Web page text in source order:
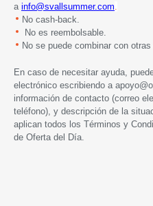
a info@svallsummer.com
No cash-back.
No es reembolsable.
No se puede combinar con otras
En caso de necesitar ayuda,
electrónico escribiendo a
información de contacto (correo
teléfono), y descripción de la
aplican todos los Términos y
de Oferta del Día.